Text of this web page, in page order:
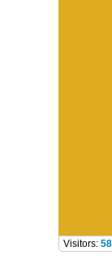
Visitors: